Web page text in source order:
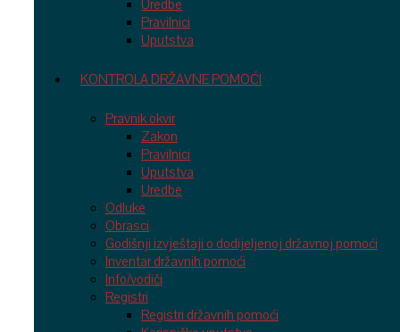
Uredbe
Pravilnici
Uputstva
KONTROLA DRŽAVNE POMOĆI
Pravnik okvir
Zakon
Pravilnici
Uputstva
Uredbe
Odluke
Obrasci
Godišnji izvještaji o dodijeljenoj državnoj pomoći
Inventar državnih pomoći
Info/vodiči
Registri
Registri državnih pomoći